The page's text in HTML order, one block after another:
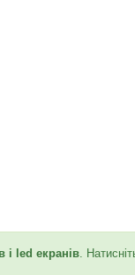
і led екранів .